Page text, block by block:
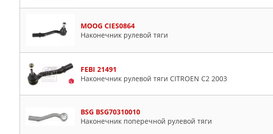
MOOG CIES0864
Наконечник рулевой тяги
FEBI 21491
Наконечник рулевой тяги CITROEN C2 2003
BSG BSG70310010
Наконечник поперечной рулевой тяги